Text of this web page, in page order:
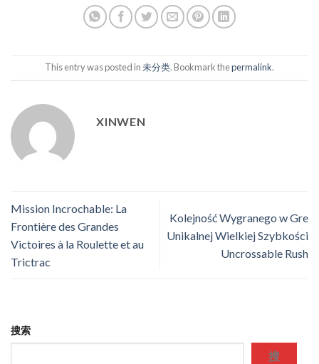
This entry was posted in未分类. Bookmark thepermalink.
XINWEN
Mission Incrochable: La
Frontière des Grandes
Victoires à la Roulette et au
Trictrac
Kolejność Wygranego w Gre
Unikalnej Wielkiej Szybkości
Uncrossable Rush
搜索
搜